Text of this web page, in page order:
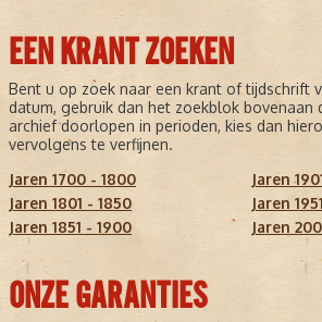
EEN KRANT ZOEKEN
Bent u op zoek naar een krant of tijdschrift
datum, gebruik dan het zoekblok bovenaan
archief doorlopen in perioden, kies dan
vervolgens te verfijnen.
Jaren 1700 - 1800
Jaren 1801 - 1850
Jaren 1851 - 1900
Jaren
Jaren
Jaren
ONZE GARANTIES